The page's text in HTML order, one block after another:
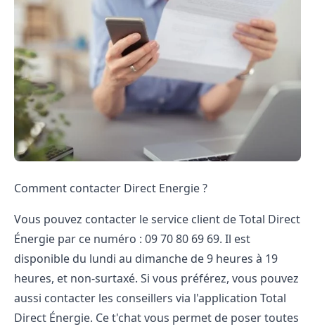
Comment contacter Direct Energie ?
Vous pouvez contacter le service client de Total Direct
Énergie par ce numéro : 09​ 70​ 80​ 69​ 69. Il est
disponible du lundi au dimanche de 9 heures à 19
heures, et non-surtaxé. Si vous préférez, vous pouvez
aussi contacter les conseillers via l'application Total
Direct Énergie. Ce t'chat vous permet de poser toutes